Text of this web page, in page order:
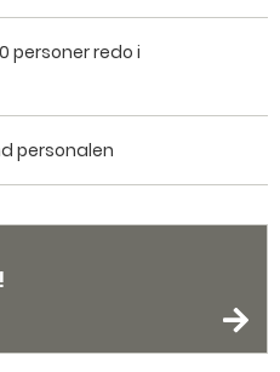
personer redo i
personalen